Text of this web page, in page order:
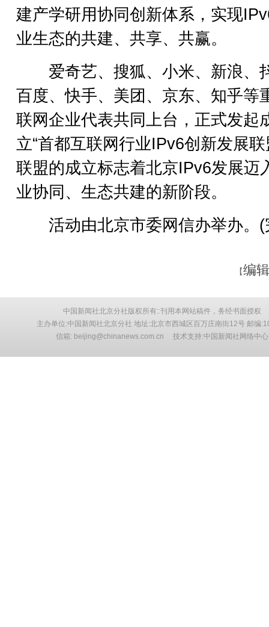
建产学研用协同创新体系，实现
业生态的共建、共享、共赢。
爱奇艺、搜狐、小米、新浪、
百度、快手、美团、京东、知乎等
联网企业代表共同上台，正式发起
立“首都互联网行业IPv6创新发展联
联盟的成立标志着北京IPv6发展迈
业协同、生态共建的新阶段。
活动由北京市委网信办举办。(
【编
中国新闻社北京分社版权所有::刊用本网站稿件，务经书面授权
主办单位:中国新闻社北京分社 地址:北京市西城区百万庄南街12号 邮编
信箱: beijing@chinanews.com.cn 技术支持:中国新闻社网络中心